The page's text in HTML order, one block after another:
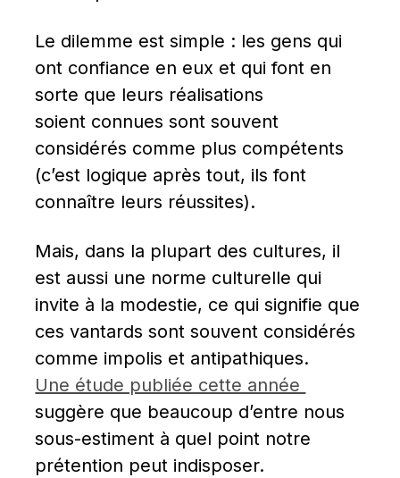
Le dilemme est simple : les gens qui
ont confiance en eux et qui font en
sorte que leurs réalisations
soient connues sont souvent
considérés comme plus compétents
(c’est logique après tout, ils font
connaître leurs réussites).
Mais, dans la plupart des cultures, il
est aussi une norme culturelle qui
invite à la modestie, ce qui signifie que
ces vantards sont souvent considérés
comme impolis et antipathiques.
Une étude publiée cette année
suggère que beaucoup d’entre nous
sous-estiment à quel point notre
prétention peut indisposer.